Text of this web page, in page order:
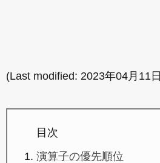
(Last modified: 2023年04月11日
目次
演算子の優先順位